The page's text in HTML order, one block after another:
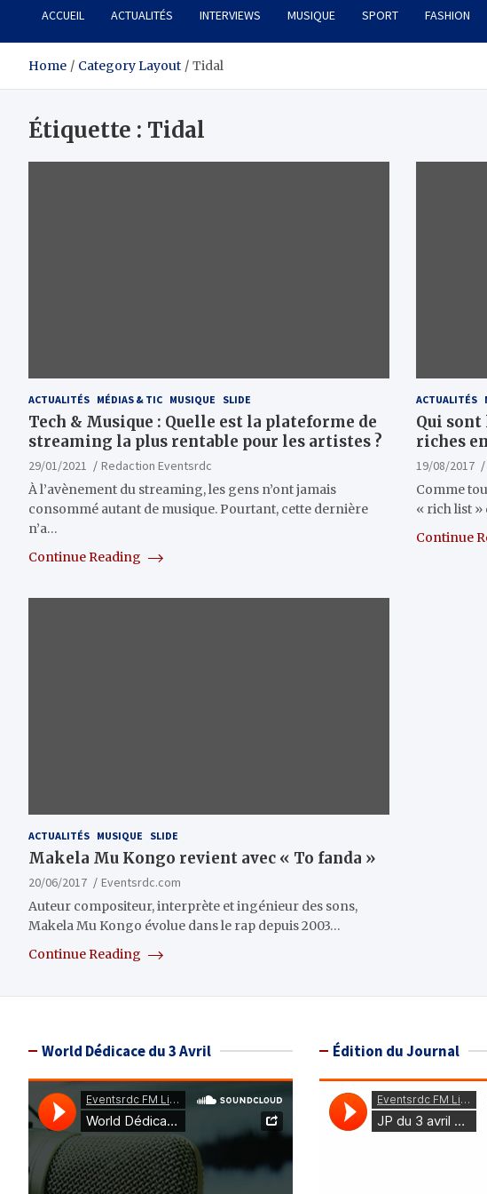
ACCUEIL ACTUALITÉS INTERVIEWS MUSIQUE SPORT FASHION
Home Category Layout Tidal
Étiquette : Tidal
ACTUALITÉS MÉDIAS & TIC MUSIQUE SLIDE
Tech & Musique : Quelle est la plateforme de
streaming la plus rentable pour les artistes ?
29/01/2021
Redaction Eventsrdc
À l’avènement du streaming, les gens n’ont jamais
consommé autant de musique. Pourtant, cette dernière
n’a…
Continue Reading
ACTUALITÉS
Qui sont
riches en
19/08/2017
Comme
« rich list
Continue
ACTUALITÉS MUSIQUE SLIDE
Makela Mu Kongo revient avec « To fanda »
20/06/2017
Eventsrdc.com
Auteur compositeur, interprète et ingénieur des sons,
Makela Mu Kongo évolue dans le rap depuis 2003…
Continue Reading
World Dédicace du 3 Avril Édition du Journal